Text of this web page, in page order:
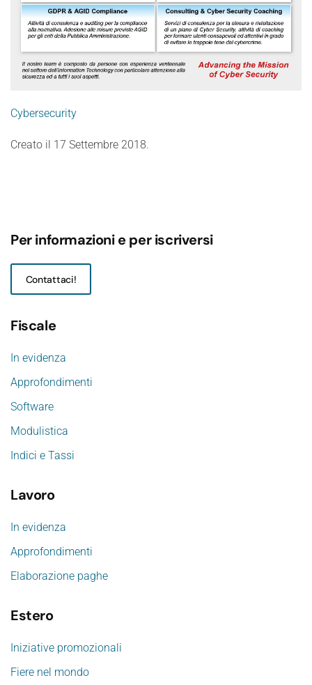
Cybersecurity
Creato il 17 Settembre 2018.
Per informazioni e per iscriversi
Contattaci!
Fiscale
In evidenza
Approfondimenti
Software
Modulistica
Indici e Tassi
Lavoro
In evidenza
Approfondimenti
Elaborazione paghe
Estero
Iniziative promozionali
Fiere nel mondo